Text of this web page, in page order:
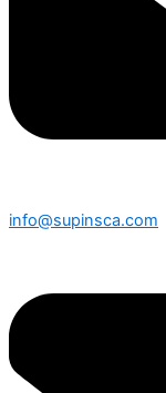
info@supinsca.com